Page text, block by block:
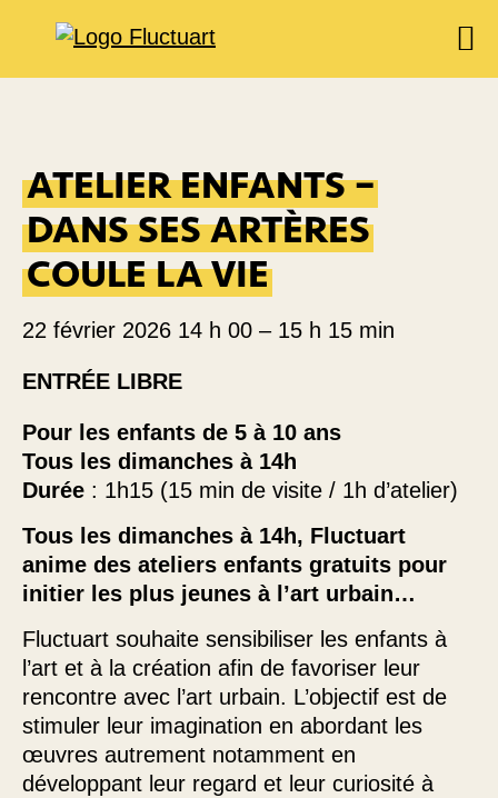
BOOKSHOP
FOOD & DRINK
FLUCTUART
RÉSERVER UNE TABLE
PRIVATISER FLUCTUART
ATELIER ENFANTS –
DANS SES ARTÈRES
COULE LA VIE
22 février 2026 14 h 00 – 15 h 15 min
ENTRÉE LIBRE
Pour les enfants de 5 à 10 ans
Tous les dimanches à 14h
Durée : 1h15 (15 min de visite / 1h d’atelier)
Tous les dimanches à 14h, Fluctuart
anime des ateliers enfants gratuits pour
initier les plus jeunes à l’art urbain…
Fluctuart souhaite sensibiliser les enfants à
l’art et à la création afin de favoriser leur
rencontre avec l’art urbain. L’objectif est de
stimuler leur imagination en abordant les
œuvres autrement notamment en
développant leur regard et leur curiosité à